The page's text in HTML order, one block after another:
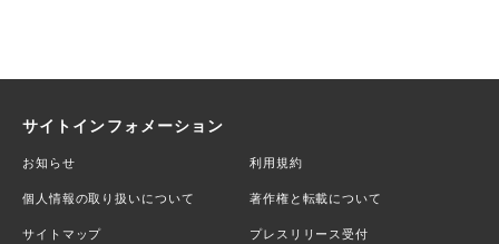
サイトインフォメーション
お知らせ 利用規約
個人情報の取り扱いについて 著作権と転載について
サイトマップ プレスリリース受付